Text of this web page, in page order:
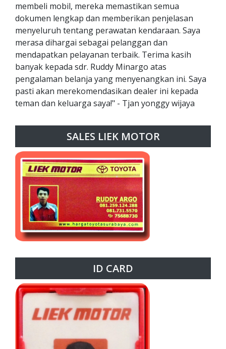
membeli mobil, mereka memastikan semua
dokumen lengkap dan memberikan penjelasan
menyeluruh tentang perawatan kendaraan. Saya
merasa dihargai sebagai pelanggan dan
mendapatkan pelayanan terbaik. Terima kasih
banyak kepada sdr. Ruddy Minargo atas
pengalaman belanja yang menyenangkan ini. Saya
pasti akan merekomendasikan dealer ini kepada
teman dan keluarga saya!" - Tjan yonggy wijaya
SALES LIEK MOTOR
ID CARD